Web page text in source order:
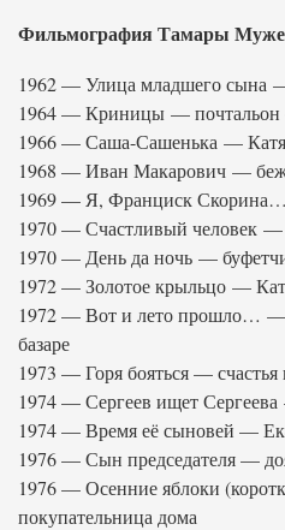
Фильмография Тамары
1962 — Улица младшего сына
1964 — Криницы — почтальон
1966 — Саша-Сашенька —
1968 — Иван Макарович —
1969 — Я, Франциск
1970 — Счастливый человек —
1970 — День да ночь —
1972 — Золотое крыльцо —
1972 — Вот и лето прошло…
базаре
1973 — Горя бояться —
1974 — Сергеев ищет Сергеева
1974 — Время её сыновей —
1976 — Сын председателя —
1976 — Осенние яблоки
покупательница дома